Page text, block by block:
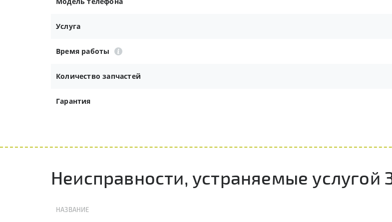
Услуга
Время работы
Количество запчастей
Гарантия
Неисправности, устраняемые услугой
НАЗВАНИЕ